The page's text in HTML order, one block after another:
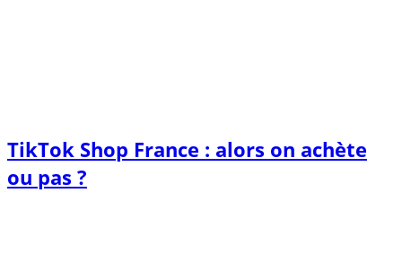
TikTok Shop France : alors on achète
ou pas ?